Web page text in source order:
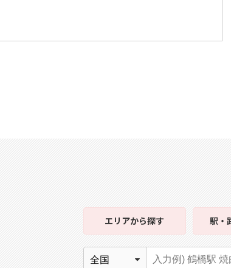
エリアから探す 駅・